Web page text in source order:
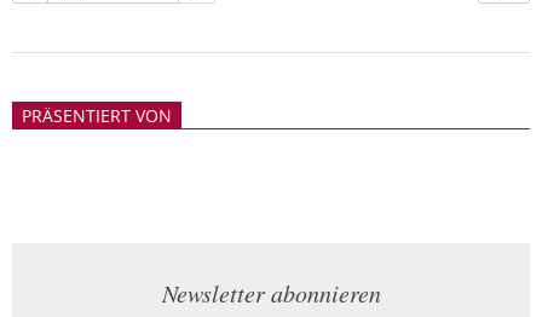
21PRÄSENTIERT VON
Newsletter abonnieren